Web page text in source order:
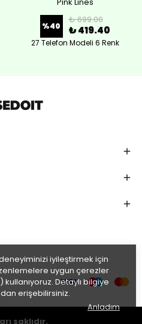
iyileştirmek için
uygun çerezler
Detaylı bilgiye
erişebilirsiniz.
Anladım
%40
₺ 699.00
₺ 419.40
27 Telefon Modeli 6 Renk
saklıdır.